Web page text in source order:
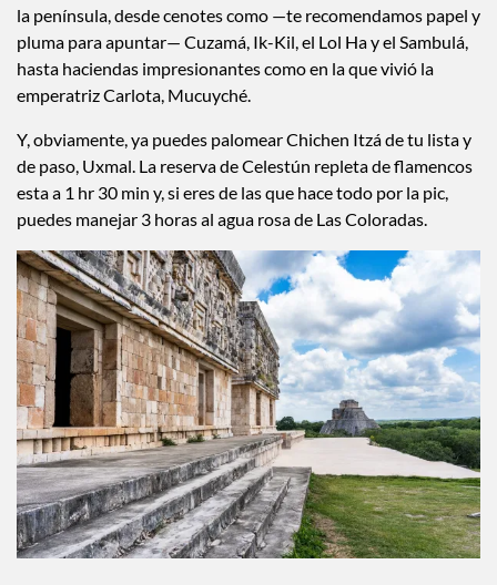
la península, desde cenotes como —te recomendamos papel y
pluma para apuntar— Cuzamá, Ik-Kil, el Lol Ha y el Sambulá,
hasta haciendas impresionantes como en la que vivió la
emperatriz Carlota, Mucuyché.
Y, obviamente, ya puedes palomear Chichen Itzá de tu lista y
de paso, Uxmal. La reserva de Celestún repleta de flamencos
esta a 1 hr 30 min y, si eres de las que hace todo por la pic,
puedes manejar 3 horas al agua rosa de Las Coloradas.